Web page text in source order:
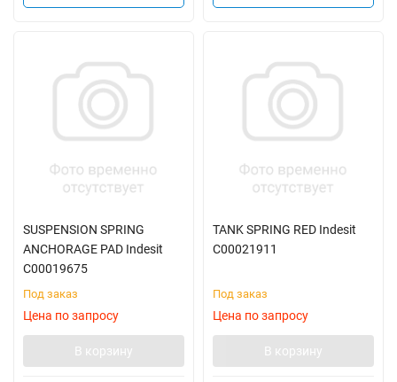
SUSPENSION SPRING
ANCHORAGE PAD Indesit
C00019675
Под заказ
Цена по запросу
В корзину
TANK SPRING RED Indesit
C00021911
Под заказ
Цена по запросу
В корзину